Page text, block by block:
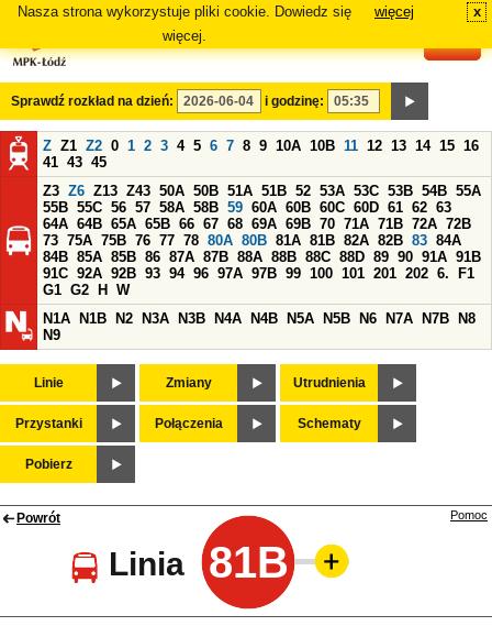
Nasza strona wykorzystuje pliki cookie. Dowiedz się
więcej.
więcej x
Sprawdź rozkład na dzień: i godzinę:
Z Z1 Z2 0 1 2 3 4 5 6 7 8 9 10A 10B 11 12 13 14 15 16
41 43 45
Z3 Z6 Z13 Z43 50A 50B 51A 51B 52 53A 53C 53B 54B 55A
55B 55C 56 57 58A 58B 59 60A 60B 60C 60D 61 62 63
64A 64B 65A 65B 66 67 68 69A 69B 70 71A 71B 72A 72B
73 75A 75B 76 77 78 80A 80B 81A 81B 82A 82B 83 84A
84B 85A 85B 86 87A 87B 88A 88B 88C 88D 89 90 91A 91B
91C 92A 92B 93 94 96 97A 97B 99 100 101 201 202 6.
F1
G1 G2 H
W
N1A
N1B N2 N3A N3B N4A N4B N5A N5B N6 N7A N7B
N8
N9
Linie Zmiany Utrudnienia
Przystanki Połączenia Schematy
Pobierz
Powrót
Linia 81B
Pomoc